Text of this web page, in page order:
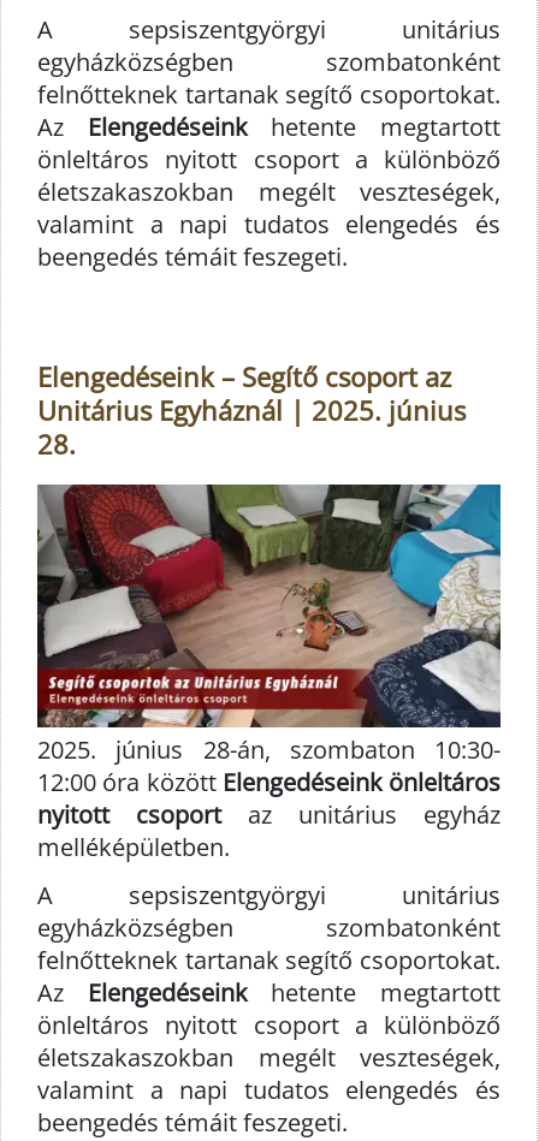
A sepsiszentgyörgyi unitárius
egyházközségben szombatonként
felnőtteknek tartanak segítő csoportokat.
Az Elengedéseinkhetente megtartott
önleltáros nyitott csoport a különböző
életszakaszokban megélt veszteségek,
valamint a napi tudatos elengedés és
beengedés témáit feszegeti.
Elengedéseink – Segítő csoport az
Unitárius Egyháznál | 2025. június
28.
2025. június 28-án, szombaton 10:30-
12:00 óra között Elengedéseink önleltáros
nyitott csoportaz unitárius egyház
melléképületben.
A sepsiszentgyörgyi unitárius
egyházközségben szombatonként
felnőtteknek tartanak segítő csoportokat.
Az Elengedéseinkhetente megtartott
önleltáros nyitott csoport a különböző
életszakaszokban megélt veszteségek,
valamint a napi tudatos elengedés és
beengedés témáit feszegeti.